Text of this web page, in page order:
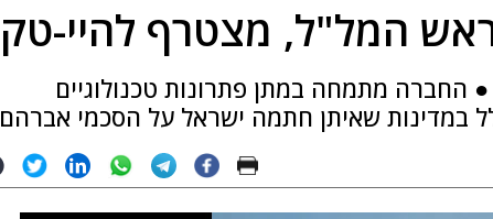
המל"ל, מצטרף להיי-טק
● החברה מתמחה במתן פתרונות טכנולוגיים
במדינות שאיתן חתמה ישראל על הסכמי אברהם